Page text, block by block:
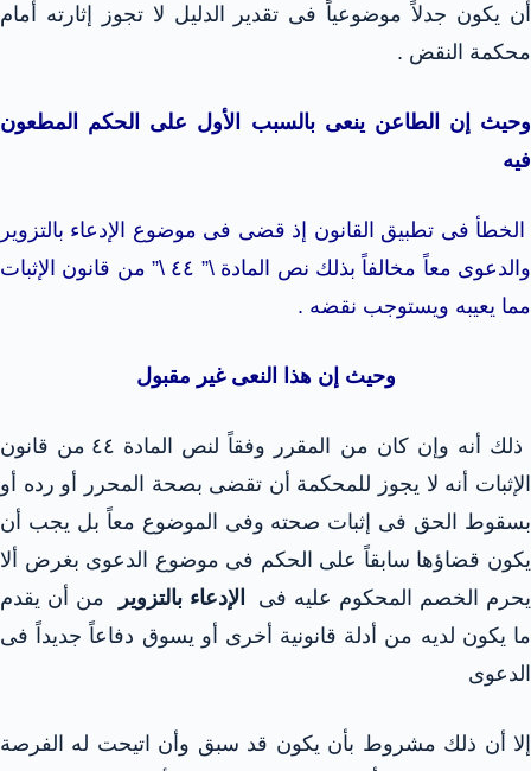
أن يكون جدلاً موضوعياً فى تقدير الدليل لا تجوز إثارته أمام
محكمة النقض .
وحيث إن الطاعن ينعى بالسبب الأول على الحكم المطعون
فيه
الخطأ فى تطبيق القانون إذ قضى فى موضوع الإدعاء بالتزوير
والدعوى معاً مخالفاً بذلك نص المادة \” ٤٤ \” من قانون الإثبات
مما يعيبه ويستوجب نقضه .
وحيث إن هذا النعى غير مقبول
ذلك أنه وإن كان من المقرر وفقاً لنص المادة ٤٤ من قانون
الإثبات أنه لا يجوز للمحكمة أن تقضى بصحة المحرر أو رده أو
بسقوط الحق فى إثبات صحته وفى الموضوع معاً بل يجب أن
يكون قضاؤها سابقاً على الحكم فى موضوع الدعوى بغرض ألا
يحرم الخصم المحكوم عليه فى
الإدعاء بالتزوير
من أن يقدم
ما يكون لديه من أدلة قانونية أخرى أو يسوق دفاعاً جديداً فى
الدعوى
إلا أن ذلك مشروط بأن يكون قد سبق وأن اتيحت له الفرصة